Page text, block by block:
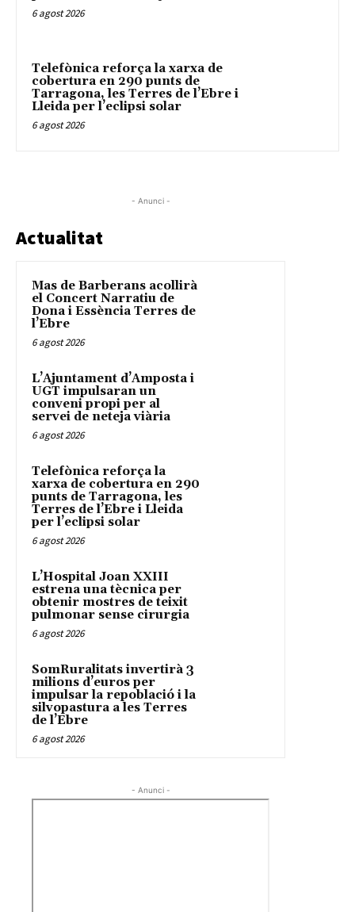
6 agost 2026
Telefònica reforça la xarxa de
cobertura en 290 punts de
Tarragona, les Terres de l’Ebre i
Lleida per l’eclipsi solar
6 agost 2026
- Anunci -
Actualitat
Mas de Barberans acollirà
el Concert Narratiu de
Dona i Essència Terres de
l’Ebre
6 agost 2026
L’Ajuntament d’Amposta i
UGT impulsaran un
conveni propi per al
servei de neteja viària
6 agost 2026
Telefònica reforça la
xarxa de cobertura en 290
punts de Tarragona, les
Terres de l’Ebre i Lleida
per l’eclipsi solar
6 agost 2026
L’Hospital Joan XXIII
estrena una tècnica per
obtenir mostres de teixit
pulmonar sense cirurgia
6 agost 2026
SomRuralitats invertirà 3
milions d’euros per
impulsar la repoblació i la
silvopastura a les Terres
de l’Ebre
6 agost 2026
- Anunci -